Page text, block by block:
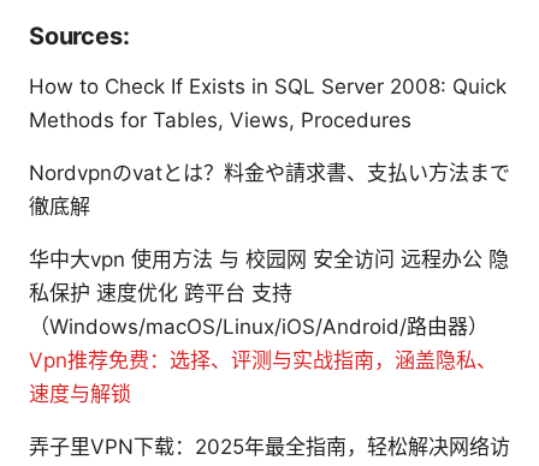
Sources:
How to Check If Exists in SQL Server 2008: Quick
Methods for Tables, Views, Procedures
Nordvpnのvatとは？料金や請求書、支払い方法まで
徹底解
华中大vpn 使用方法 与 校园网 安全访问 远程办公 隐
私保护 速度优化 跨平台 支持
（Windows/macOS/Linux/iOS/Android/路由器）
Vpn推荐免费：选择、评测与实战指南，涵盖隐私、
速度与解锁
弄子里VPN下载：2025年最全指南，轻松解决网络访